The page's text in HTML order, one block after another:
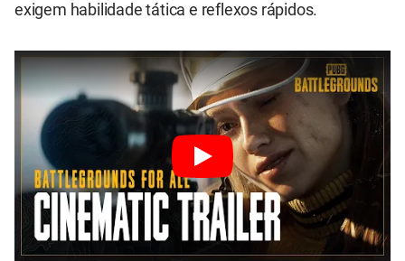
exigem habilidade tática e reflexos rápidos.